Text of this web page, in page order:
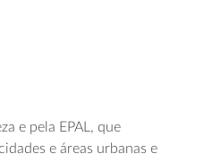
e pela EPAL, que
e áreas urbanas e